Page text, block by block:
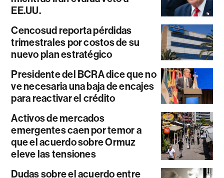
EE.UU.
Cencosud reporta pérdidas
trimestrales por costos de su
nuevo plan estratégico
Presidente del BCRA dice que no
ve necesaria una baja de encajes
para reactivar el crédito
Activos de mercados
emergentes caen por temor a
que el acuerdo sobre Ormuz
eleve las tensiones
Dudas sobre el acuerdo entre